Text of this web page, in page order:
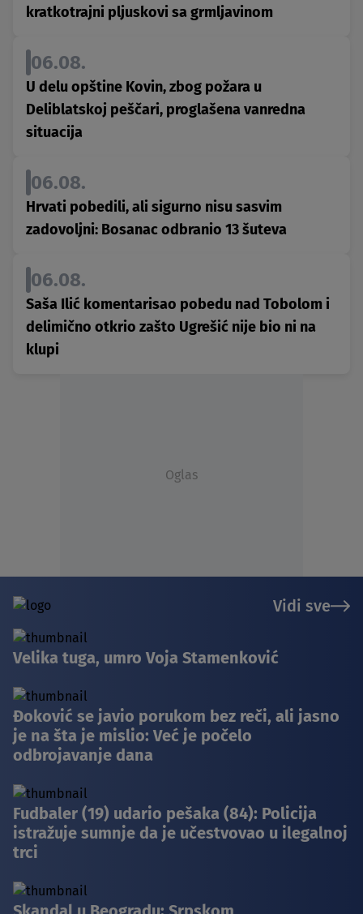
kratkotrajni pljuskovi sa grmljavinom
06.08.
U delu opštine Kovin, zbog požara u
Deliblatskoj peščari, proglašena vanredna
situacija
06.08.
Hrvati pobedili, ali sigurno nisu sasvim
zadovoljni: Bosanac odbranio 13 šuteva
06.08.
Saša Ilić komentarisao pobedu nad Tobolom i
delimično otkrio zašto Ugrešić nije bio ni na
klupi
Oglas
Vidi sve
Velika tuga, umro Voja Stamenković
Đoković se javio porukom bez reči, ali jasno
je na šta je mislio: Već je počelo
odbrojavanje dana
Fudbaler (19) udario pešaka (84): Policija
istražuje sumnje da je učestvovao u ilegalnoj
trci